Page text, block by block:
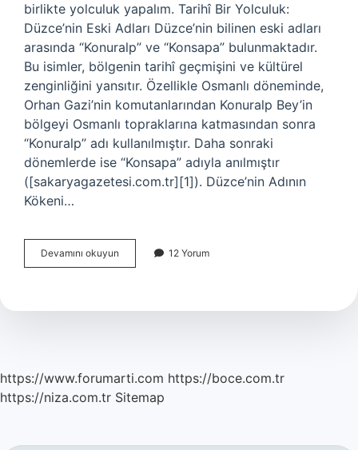
birlikte yolculuk yapalım. Tarihî Bir Yolculuk:
Düzce’nin Eski Adları Düzce’nin bilinen eski adları
arasında “Konuralp” ve “Konsapa” bulunmaktadır.
Bu isimler, bölgenin tarihî geçmişini ve kültürel
zenginliğini yansıtır. Özellikle Osmanlı döneminde,
Orhan Gazi’nin komutanlarından Konuralp Bey’in
bölgeyi Osmanlı topraklarına katmasından sonra
“Konuralp” adı kullanılmıştır. Daha sonraki
dönemlerde ise “Konsapa” adıyla anılmıştır
([sakaryagazetesi.com.tr][1]). Düzce’nin Adının
Kökeni…
Devamını okuyun Düzce’nin
diğer
?
12 Yorum
https://www.forumarti.com https://boce.com.tr
https://niza.com.tr Sitemap